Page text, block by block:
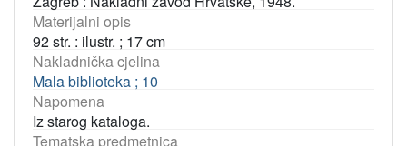
Materijalni opis
92 str. : ilustr. ; 17 cm
Nakladnička cjelina
Mala biblioteka ; 10
Napomena
Iz starog kataloga.
Tematska predmetnica